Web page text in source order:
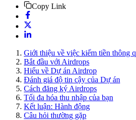
Copy Link
Giới thiệu về việc kiếm tiền thông
Bắt đầu với Airdrops
Hiểu về Dự án Airdrop
Đánh giá độ tin cậy của Dự án
Cách đăng ký Airdrops
Tối đa hóa thu nhập của bạn
Kết luận: Hành động
Câu hỏi thường gặp